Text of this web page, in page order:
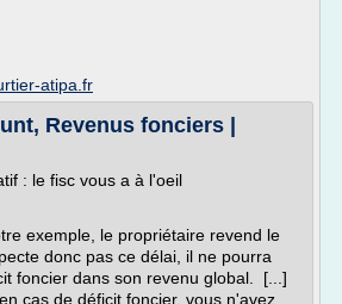
atipa.fr
Revenus fonciers |
: le fisc vous a à l'oeil
exemple, le propriétaire revend le
donc pas ce délai, il ne pourra
foncier dans son revenu global. [...]
cas de déficit foncier, vous n'avez